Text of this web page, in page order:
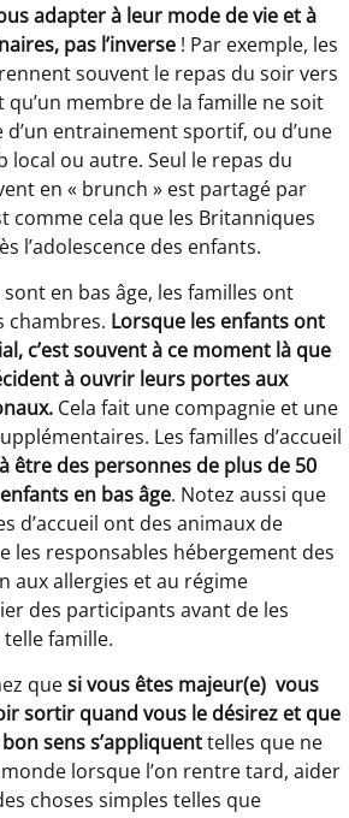
adapter à leur mode de vie et à
pas l’inverse ! Par exemple, les
souvent le repas du soir vers
membre de la famille ne soit
d’un entrainement sportif, ou d’une
local ou autre. Seul le repas du
en « brunch » est partagé par
comme cela que les Britanniques
l’adolescence des enfants.
en bas âge, les familles ont
chambres. Lorsque les enfants ont
c’est souvent à ce moment là que
à ouvrir leurs portes aux
Cela fait une compagnie et une
Les familles d’accueil
être des personnes de plus de 50
en bas âge. Notez aussi que
d’accueil ont des animaux de
les responsables hébergement des
aux allergies et au régime
des participants avant de les
famille.
quesi vous êtes majeur(e) vous
sortir quand vous le désirez et que
sens s’appliquenttelles que ne
lorsque l’on rentre tard, aider
choses simples telles que